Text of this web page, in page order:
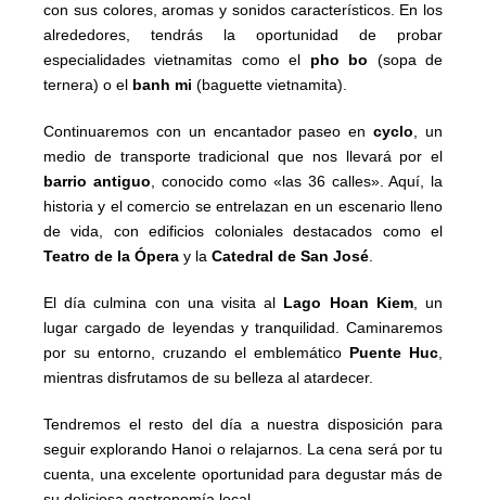
con sus colores, aromas y sonidos característicos. En los
alrededores, tendrás la oportunidad de probar
especialidades vietnamitas como el pho bo (sopa de
ternera) o el banh mi (baguette vietnamita).
Continuaremos con un encantador paseo encyclo, un
medio de transporte tradicional que nos llevará por el
barrio antiguo, conocido como «las 36 calles». Aquí, la
historia y el comercio se entrelazan en un escenario lleno
de vida, con edificios coloniales destacados como el
Teatro de la Ópera y la Catedral de San José.
El día culmina con una visita al Lago Hoan Kiem, un
lugar cargado de leyendas y tranquilidad. Caminaremos
por su entorno, cruzando el emblemático Puente Huc,
mientras disfrutamos de su belleza al atardecer.
Tendremos el resto del día a nuestra disposición para
seguir explorando Hanoi o relajarnos. La cena será por tu
cuenta, una excelente oportunidad para degustar más de